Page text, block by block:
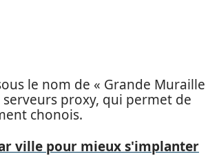
le nom de « Grande Muraille
proxy, qui permet de
chonois.
ville pour mieux s'implanter